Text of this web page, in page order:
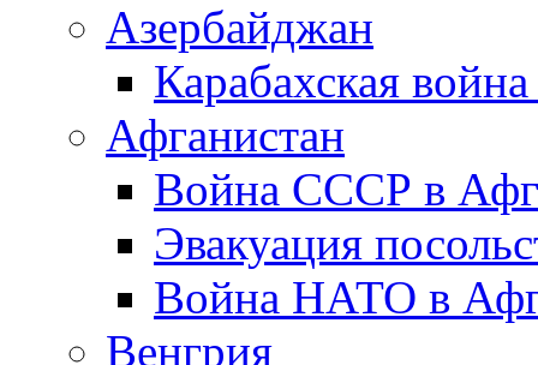
Азербайджан
Карабахская
Афганистан
Война СССР в
Эвакуация
Война НАТО в
Венгрия